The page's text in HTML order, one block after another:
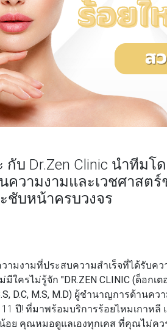
กับ Dr.Zen Clinic นำทีม
วามงามและเวชศาสตร์
ชับหน้าครบวงจร
ามงามที่ประสบความสำเร็จที่ได้รับค
มีใครไม่รู้จัก "DR.ZEN CLINIC (ด็อกเ
D.C, M.S, M.D) ผู้ชำนาญการด้านควา
ปี! ที่มาพร้อมบริการร้อยไหมเกาหลี
อย คุณหมอดูแลเองทุกเคส ที่คุณไม่คว